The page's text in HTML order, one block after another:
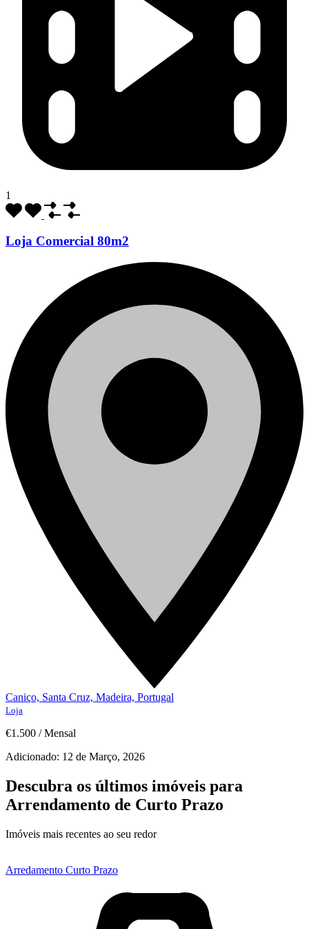
1
Loja Comercial 80m2
Caniço, Santa Cruz, Madeira, Portugal
Loja
€1.500 / Mensal
Adicionado: 12 de Março, 2026
Descubra os últimos imóveis para
Arrendamento de Curto Prazo
Imóveis mais recentes ao seu redor
Arredamento Curto Prazo